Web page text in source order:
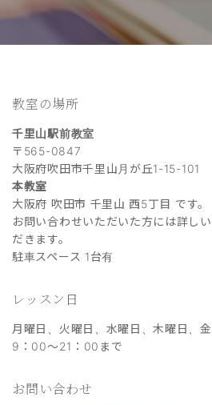
教室の場所
千里山駅前教室
〒565-0847
大阪府吹田市千里山月が丘1-15-101
本教室
大阪府 吹田市 千里山 西5丁目 です。
お問い合わせいただいた方には詳し
だきます。
駐車スペース 1台有
レッスン日
月曜日、火曜日、水曜日、木曜日、
9：00～21：00まで
お問い合わせ